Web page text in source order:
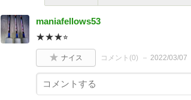
maniafellows53
★★★⭐︎
ナイス コメント(0) 2022/03/07